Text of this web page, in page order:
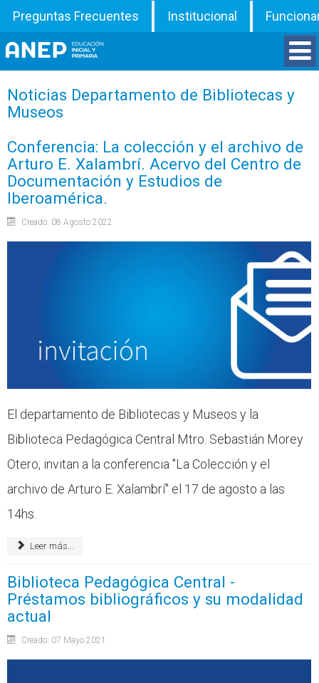
Preguntas Frecuentes Institucional
Divisiones
Inspecciones
Programas
ATD
Noticias
Noticias Departamento de Bibliotecas y
Museos
Conferencia: La colección y el archivo de
Arturo E. Xalambrí. Acervo del Centro de
Documentación y Estudios de
Iberoamérica.
Creado: 08 Agosto 2022
El departamento de Bibliotecas y Museos y la
Biblioteca Pedagógica Central Mtro. Sebastián Morey
Otero, invitan a la conferencia "La Colección y el
archivo de Arturo E. Xalambrí" el 17 de agosto a las
14hs.
Leer más...
Biblioteca Pedagógica Central -
Préstamos bibliográficos y su modalidad
actual
Creado: 07 Mayo 2021